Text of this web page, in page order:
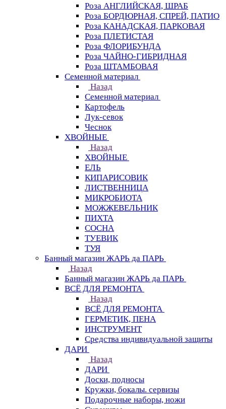
Роза АНГЛИЙСКАЯ, ШРАБ
Роза БОРДЮРНАЯ, СПРЕЙ, ПАТИО
Роза КАНАДСКАЯ, ПАРКОВАЯ
Роза ПЛЕТИСТАЯ
Роза ФЛОРИБУНДА
Роза ЧАЙНО-ГИБРИДНАЯ
Роза ШТАМБОВАЯ
Семенной материал
Назад
Семенной материал
Картофель
Лук-севок
Чеснок
ХВОЙНЫЕ
Назад
ХВОЙНЫЕ
ЕЛЬ
КИПАРИСОВИК
ЛИСТВЕННИЦА
МИКРОБИОТА
МОЖЖЕВЕЛЬНИК
ПИХТА
СОСНА
ТУЕВИК
ТУЯ
Банный магазин ЖАРЬ да ПАРЬ
Назад
Банный магазин ЖАРЬ да ПАРЬ
ВСЁ ДЛЯ РЕМОНТА
Назад
ВСЁ ДЛЯ РЕМОНТА
ГЕРМЕТИК, ПЕНА
ИНСТРУМЕНТ
Средства индивидуальной защиты
ДАРИ
Назад
ДАРИ
Доски, подносы
Кружки, бокалы. сервизы
Подарочные наборы, ножи